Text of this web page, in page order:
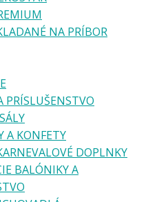
NA PRÍBOR
PRÍSLUŠENSTVO
A KONFETY
DOPLNKY
BALÓNIKY A